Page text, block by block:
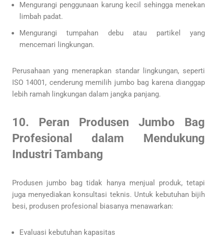
Mengurangi penggunaan karung kecil sehingga menekan
limbah padat.
Mengurangi tumpahan debu atau partikel yang
mencemari lingkungan.
Perusahaan yang menerapkan standar lingkungan, seperti
ISO 14001, cenderung memilih jumbo bag karena dianggap
lebih ramah lingkungan dalam jangka panjang.
10. Peran Produsen Jumbo Bag
Profesional dalam Mendukung
Industri Tambang
Produsen jumbo bag tidak hanya menjual produk, tetapi
juga menyediakan konsultasi teknis. Untuk kebutuhan bijih
besi, produsen profesional biasanya menawarkan:
Evaluasi kebutuhan kapasitas